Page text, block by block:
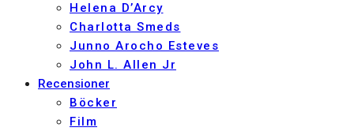
Helena D’Arcy
Charlotta Smeds
Junno Arocho Esteves
John L. Allen Jr
Recensioner
Böcker
Film